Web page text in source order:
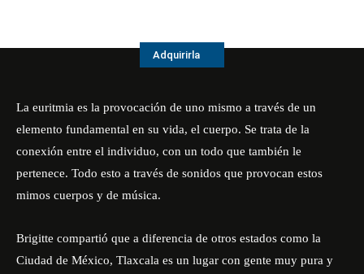
Adquirirla
La euritmia es la provocación de uno mismo a través de un
elemento fundamental en su vida, el cuerpo. Se trata de la
conexión entre el individuo, con un todo que también le
pertenece. Todo esto a través de sonidos que provocan estos
mimos cuerpos y de música.
Brigitte compartió que a diferencia de otros estados como la
Ciudad de México, Tlaxcala es un lugar con gente muy pura y